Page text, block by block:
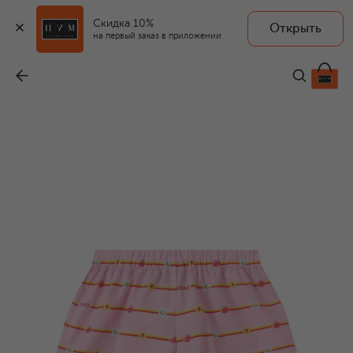
Скидка 10%
на первый заказ в приложении
Открыть
15 850 ₽